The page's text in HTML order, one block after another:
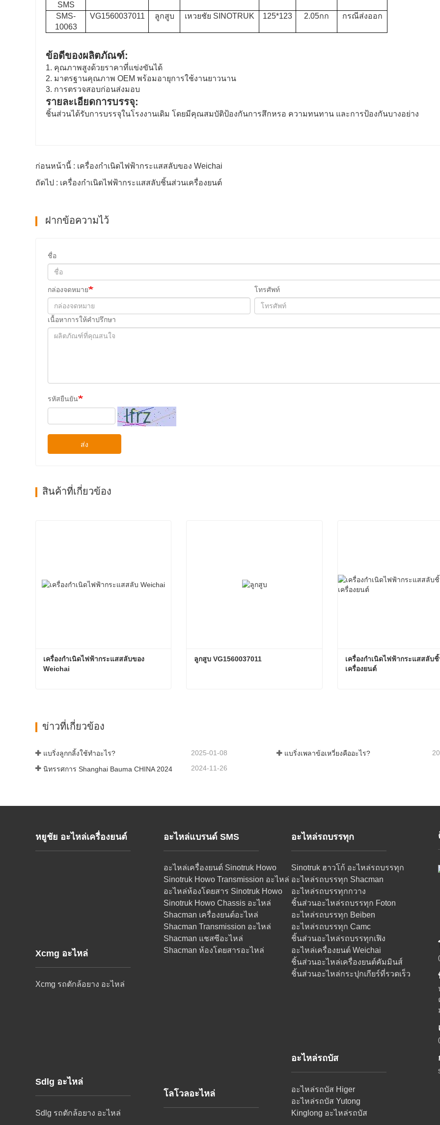
SMS
SMS-
10063
VG1560037011 ลูกสูบ เหวยชัย SINOTRUK 125*123 2.05กก กรณีส่งออก
ข้อดีของผลิตภัณฑ์:
1. คุณภาพสูงด้วยราคาที่แข่งขันได้
2. มาตรฐานคุณภาพ OEM พร้อมอายุการใช้งานยาวนาน
3. การตรวจสอบก่อนส่งมอบ
รายละเอียดการบรรจุ:
ชิ้นส่วนได้รับการบรรจุในโรงงานเดิม โดยมีคุณสมบัติป้องกันการสึกหรอ ความทนทาน และการป้องกันบางอย่าง
ก่อนหน้านี้ : เครื่องกำเนิดไฟฟ้ากระแสสลับของ Weichai
ถัดไป : เครื่องกําเนิดไฟฟ้ากระแสสลับชิ้นส่วนเครื่องยนต์
ฝากข้อความไว้
ชื่อ
กล่องจดหมาย โทรศัพท์
เนื้อหาการให้คําปรึกษา
รหัสยืนยัน
ส่ง
สินค้าที่เกี่ยวข้อง
เครื่องกำเนิดไฟฟ้ากระแสสลับของ
Weichai
ติดต่อเดี๋ยวนี้
ลูกสูบ VG1560037011
เครื่องกําเนิดไฟฟ้ากระแสสลับ
เครื่องยนต์
ข่าวที่เกี่ยวข้อง
แบริ่งลูกกลิ้งใช้ทำอะไร? 2025-01-08 แบริ่งเพลาข้อเหวี่ยงคืออะไร?
นิทรรศการ Shanghai Bauma CHINA 2024 2024-11-26
หยูชัย อะไหล่เครื่องยนต์
Xcmg อะไหล่
Xcmg รถตักล้อยาง อะไหล่
Sdlg อะไหล่
Sdlg รถตักล้อยาง อะไหล่
อะไหล่แบรนด์ SMS
อะไหล่เครื่องยนต์ Sinotruk Howo
Sinotruk Howo Transmission อะไหล่
อะไหล่ห้องโดยสาร Sinotruk Howo
Sinotruk Howo Chassis อะไหล่
Shacman เครื่องยนต์อะไหล่
Shacman Transmission อะไหล่
Shacman แชสซีอะไหล่
Shacman ห้องโดยสารอะไหล่
โลโวลอะไหล่
อะไหล่รถบรรทุก
Sinotruk ฮาวโก้ อะไหล่รถบรรทุก
อะไหล่รถบรรทุก Shacman
อะไหล่รถบรรทุกกวาง
ชิ้นส่วนอะไหล่รถบรรทุก Foton
อะไหล่รถบรรทุก Beiben
อะไหล่รถบรรทุก Camc
ชิ้นส่วนอะไหล่รถบรรทุกเฟิง
อะไหล่เครื่องยนต์ Weichai
ชิ้นส่วนอะไหล่เครื่องยนต์คัมมินส์
ชิ้นส่วนอะไหล่กระปุกเกียร์ที่รวดเร็ว
อะไหล่รถบัส
อะไหล่รถบัส Higer
อะไหล่รถบัส Yutong
Kinglong อะไหล่รถบัส